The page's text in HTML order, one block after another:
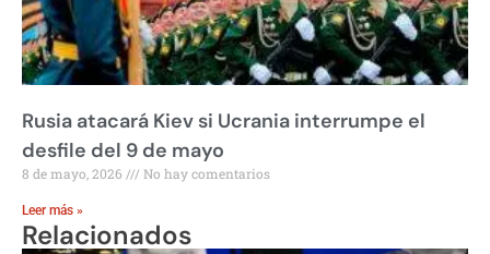
Rusia atacará Kiev si Ucrania interrumpe el
desfile del 9 de mayo
8 de mayo, 2026 No hay comentarios
Leer más »
Relacionados